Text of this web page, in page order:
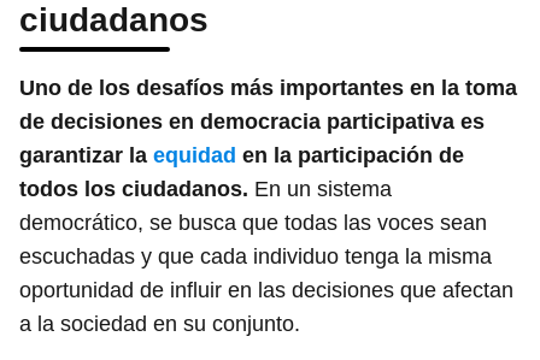
ciudadanos
Uno de los desafíos más importantes en la toma
de decisiones en democracia participativa es
garantizar la equidad en la participación de
todos los ciudadanos. En un sistema
democrático, se busca que todas las voces sean
escuchadas y que cada individuo tenga la misma
oportunidad de influir en las decisiones que afectan
a la sociedad en su conjunto.